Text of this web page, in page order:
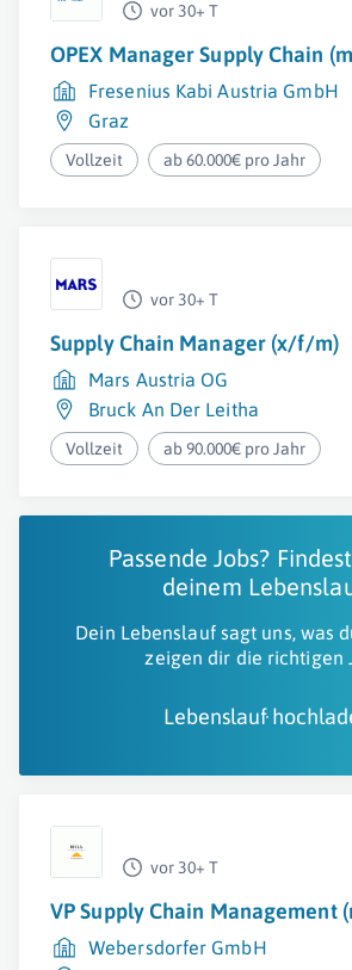
vor 30+ T
OPEX Manager Supply Chain
Fresenius Kabi Austria GmbH
Graz
Vollzeit ab 60.000€ pro Jahr
vor 30+ T
Supply Chain Manager (x/f/m)
Mars Austria OG
Bruck An Der Leitha
Vollzeit ab 90.000€ pro Jahr
Passende Jobs?
deinem
Dein Lebenslauf sagt uns, was
zeigen dir die richtigen
Lebenslauf
vor 30+ T
VP Supply Chain Management
Webersdorfer GmbH